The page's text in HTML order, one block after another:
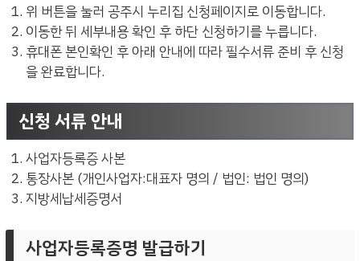
위 버튼을 눌러 공주시 누리집 신청페이지로 이동합니다.
이동한 뒤 세부내용 확인 후 하단 신청하기를 누릅니다.
휴대폰 본인확인 후 아래 안내에 따라 필수서류 준비 후 신청
을 완료합니다.
신청 서류 안내
사업자등록증 사본
통장사본 (개인사업자:대표자 명의 / 법인: 법인 명의)
지방세납세증명서
사업자등록증명 발급하기